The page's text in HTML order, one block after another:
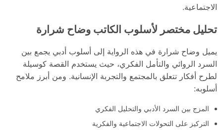
الاجتماعية.
تحليل مختصر لأسلوب الكاتب وضاح شرارة
يميل وضاح شرارة في هذه الرواية إلى أسلوب أدبي يجمع بين
السرد الروائي والتأمل الفكري، حيث يستخدم القصة كوسيلة
لطرح أفكار تتعلق بالمجتمع والتجربة الإنسانية. ومن أبرز ملامح
أسلوبه:
المزج بين السرد الأدبي والتحليل الفكري
التركيز على التحولات الاجتماعية والفكرية